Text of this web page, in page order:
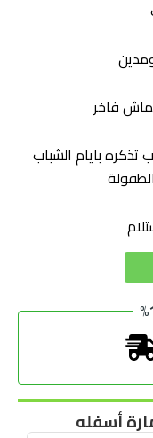
فاخر
للاب تذكره بايام الشباب
أسفله